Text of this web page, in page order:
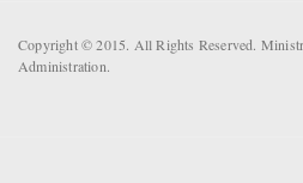
Copyright © 2015. All Rights Reserved.
Administration.